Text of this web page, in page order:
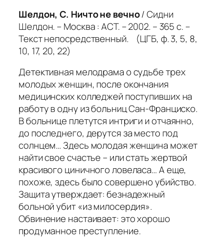
Шелдон, С. Ничто не вечно/ Сидни
Шелдон. – Москва : АСТ. – 2002. – 365 с. –
Текст непосредственный. (ЦГБ, ф. 3, 5, 8,
10, 17, 20, 22)
Детективная мелодрама о судьбе трех
молодых женщин, после окончания
медицинских колледжей поступивших на
работу в одну из больниц Сан-Франциско.
В больнице плетутся интриги и отчаянно,
до последнего, дерутся за место под
солнцем… Здесь молодая женщина может
найти свое счастье – или стать жертвой
красивого циничного ловеласа… А еще,
похоже, здесь было совершено убийство.
Защита утверждает: безнадежный
больной убит «из милосердия».
Обвинение настаивает: это хорошо
продуманное преступление.